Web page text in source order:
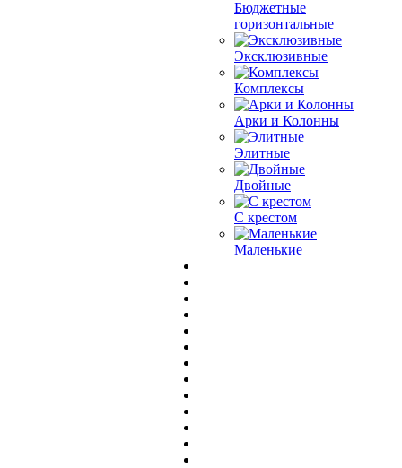
Бюджетные
горизонтальные
Эксклюзивные
Комплексы
Арки и Колонны
Элитные
Двойные
С крестом
Маленькие